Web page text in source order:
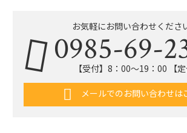
お気軽にお問い合わせくださ
0985-69-
【受付】8：00〜19：00 【
メールでのお問い合わせは